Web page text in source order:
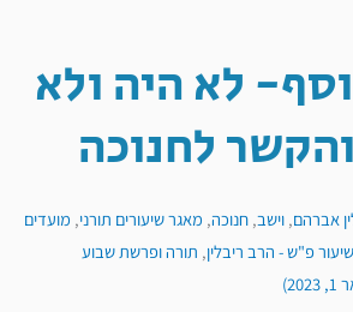
לא היה ולא
לחנוכה
אברהם, וישב, חנוכה, מאגר שיעורים תורני, מועדים
שיעור פ"ש - הרב ריבלין, תורה ופרשת שבוע